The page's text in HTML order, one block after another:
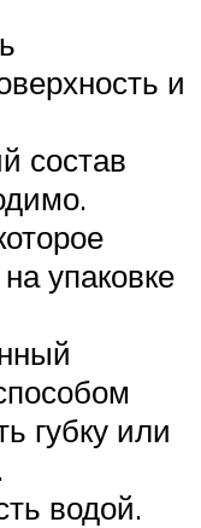
и
состав
упаковке
губку или
водой.